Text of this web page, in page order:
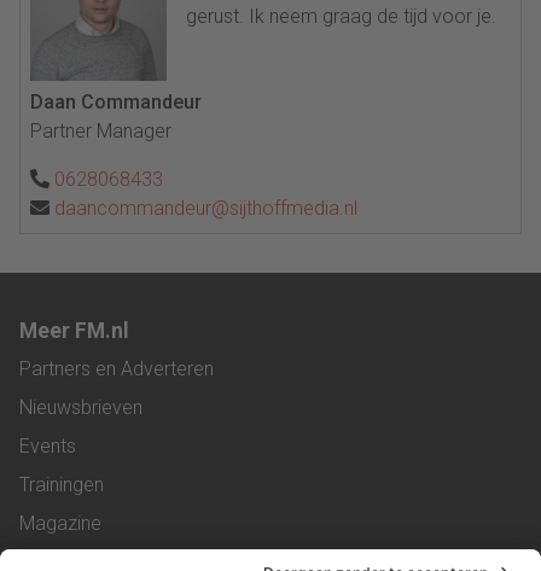
gerust. Ik neem graag de tijd voor je.
Daan Commandeur
Partner Manager
0628068433
daancommandeur@sijthoffmedia.nl
Meer FM.nl
Partners en Adverteren
Nieuwsbrieven
Events
Trainingen
Magazine